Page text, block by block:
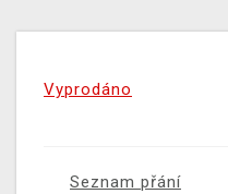
Vyprodáno
Seznam přání